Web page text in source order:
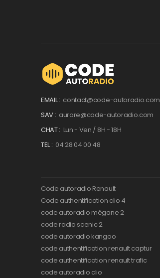
EMAIL : contact@code-autoradio.com
SAV : aurore@code-autoradio.com
CHAT : Lun - Ven / 8H - 18H
TEL : 04 28 04 00 48
Code autoradio Renault
Code authentification clio 4
code autoradio mégane 2
code radio scenic 2
code autoradio kangoo
code authentification renault captur
code authentification renault trafic
code autoradio clio